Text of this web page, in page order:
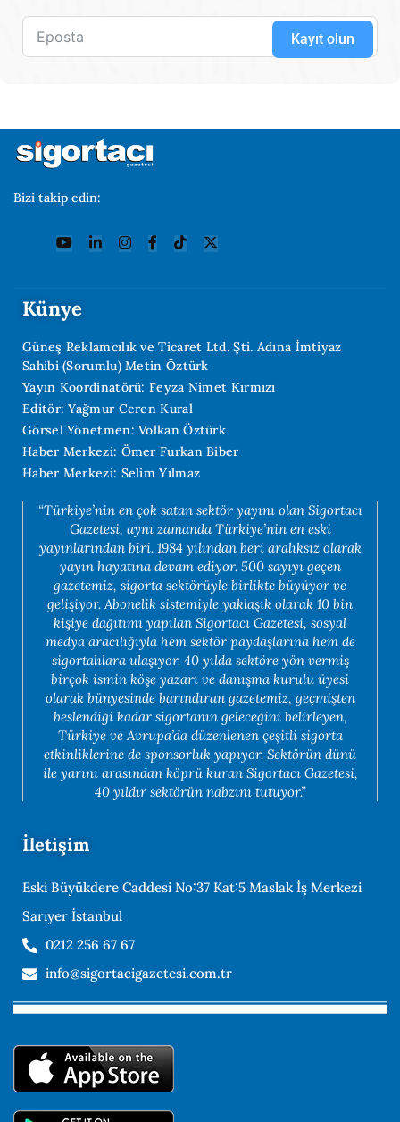
Kayıt olun
Bizi takip edin:
Künye
Güneş Reklamcılık ve Ticaret Ltd. Şti. Adına İmtiyaz
Sahibi (Sorumlu) Metin Öztürk
Yayın Koordinatörü: Feyza Nimet Kırmızı
Editör: Yağmur Ceren Kural
Görsel Yönetmen: Volkan Öztürk
Haber Merkezi: Ömer Furkan Biber
Haber Merkezi: Selim Yılmaz
“Türkiye’nin en çok satan sektör yayını olan Sigortacı
Gazetesi, aynı zamanda Türkiye’nin en eski
yayınlarından biri. 1984 yılından beri aralıksız olarak
yayın hayatına devam ediyor. 500 sayıyı geçen
gazetemiz, sigorta sektörüyle birlikte büyüyor ve
gelişiyor. Abonelik sistemiyle yaklaşık olarak 10 bin
kişiye dağıtımı yapılan Sigortacı Gazetesi, sosyal
medya aracılığıyla hem sektör paydaşlarına hem de
sigortalılara ulaşıyor. 40 yılda sektöre yön vermiş
birçok ismin köşe yazarı ve danışma kurulu üyesi
olarak bünyesinde barındıran gazetemiz, geçmişten
beslendiği kadar sigortanın geleceğini belirleyen,
Türkiye ve Avrupa’da düzenlenen çeşitli sigorta
etkinliklerine de sponsorluk yapıyor. Sektörün dünü
ile yarını arasından köprü kuran Sigortacı Gazetesi,
40 yıldır sektörün nabzını tutuyor.”
İletişim
Eski Büyükdere Caddesi No:37 Kat:5 Maslak İş Merkezi
Sarıyer İstanbul
0212 256 67 67
info@sigortacigazetesi.com.tr